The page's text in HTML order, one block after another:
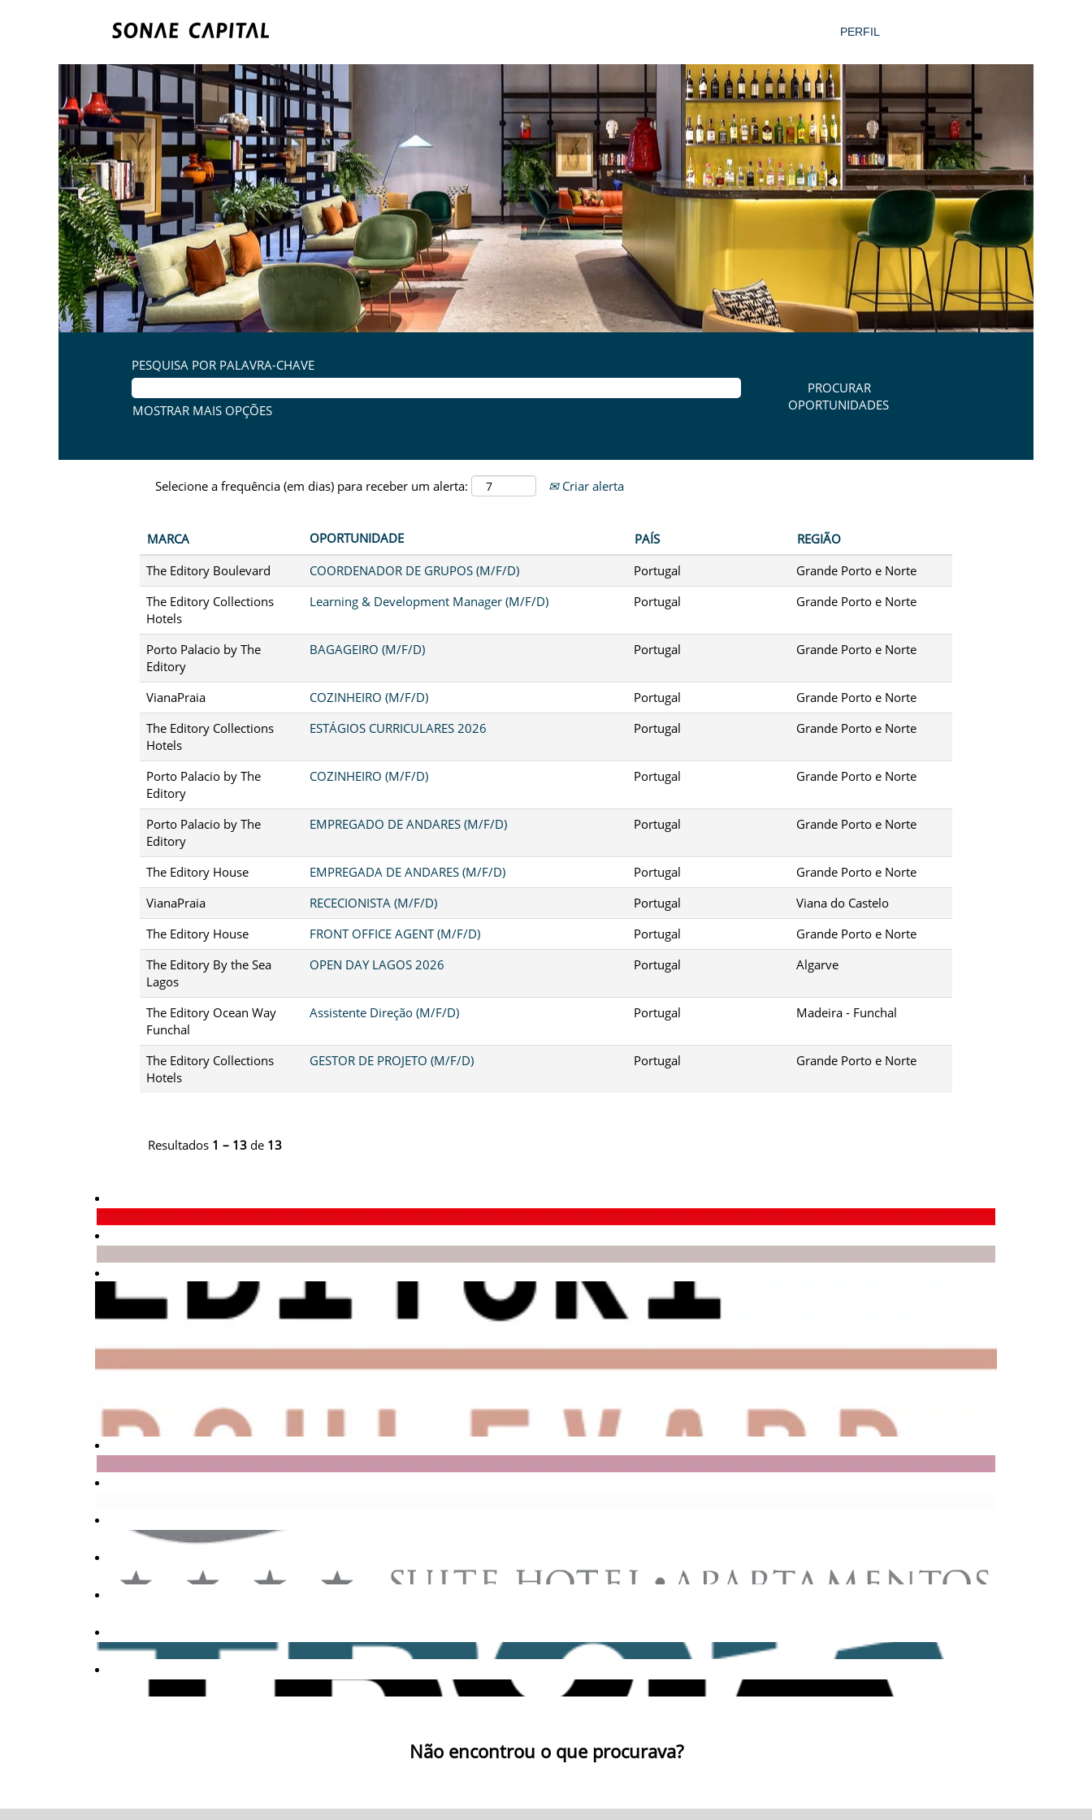
PERFIL
PESQUISA POR PALAVRA-CHAVE
MOSTRAR MAIS OPÇÕES
Selecione a frequência (em dias) para receber um alerta: Criar alerta
MARCA OPORTUNIDADE PAÍS
REGIÃO
The Editory Boulevard
COORDENADOR DE GRUPOS (M/F/D) Portugal
Grande Porto e Norte
The Editory Collections
Hotels
Learning & Development Manager (M/F/D) Portugal Grande Porto e Norte
Porto Palacio by The
Editory
BAGAGEIRO (M/F/D) Portugal Grande Porto e Norte
VianaPraia COZINHEIRO (M/F/D) Portugal
Grande Porto e Norte
The Editory Collections
Hotels
ESTÁGIOS CURRICULARES 2026 Portugal Grande Porto e Norte
Porto Palacio by The
Editory
COZINHEIRO (M/F/D) Portugal Grande Porto e Norte
Porto Palacio by The
Editory
EMPREGADO DE ANDARES (M/F/D) Portugal Grande Porto e Norte
The Editory House EMPREGADA DE ANDARES (M/F/D) Portugal
Grande Porto e Norte
VianaPraia
RECECIONISTA (M/F/D) Portugal
Viana do Castelo
The Editory House
FRONT OFFICE AGENT (M/F/D) Portugal
Grande Porto e Norte
The Editory By the Sea
Lagos
OPEN DAY LAGOS 2026 Portugal Algarve
The Editory Ocean Way
Funchal
Assistente Direção (M/F/D) Portugal Madeira - Funchal
The Editory Collections
Hotels
GESTOR DE PROJETO (M/F/D) Portugal Grande Porto e Norte
Resultados 1 – 13 de 13
Não encontrou o que procurava?